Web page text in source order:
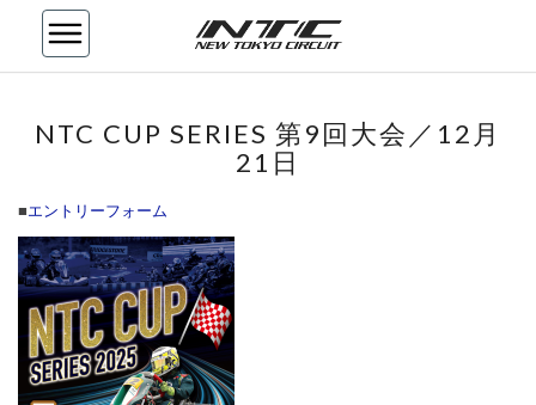
CUP
SERIES
NTC CUP SERIES 第9回大会／12月
21日
■エントリーフォーム